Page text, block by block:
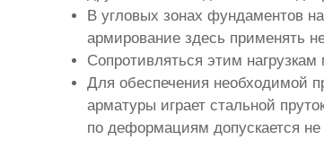
В угловых зонах фундаментов
армирование здесь применять
Сопротивляться этим
Для обеспечения необходимой
арматуры играет стальной
по деформациям допускается не